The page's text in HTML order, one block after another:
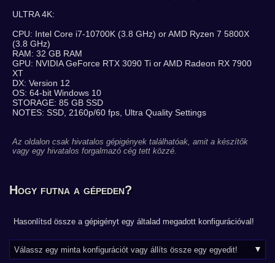
ULTRA 4K:
CPU: Intel Core i7-10700K (3.8 GHz) or AMD Ryzen 7 5800X
(3.8 GHz)
RAM: 32 GB RAM
GPU: NVIDIA GeForce RTX 3090 Ti or AMD Radeon RX 7900
XT
DX: Version 12
OS: 64-bit Windows 10
STORAGE: 85 GB SSD
NOTES: SSD, 2160p/60 fps, Ultra Quality Settings
Az oldalon csak hivatalos gépigények találhatóak, amit a készítők
vagy egy hivatalos forgalmazó cég tett közzé.
Hogy futna a gépeden?
Hasonlítsd össze a gépigényt egy általad megadott konfigurációval!